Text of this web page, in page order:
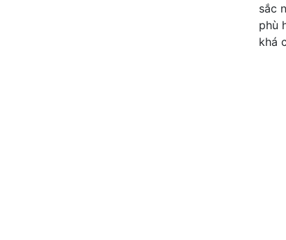
sắc
phù
khá